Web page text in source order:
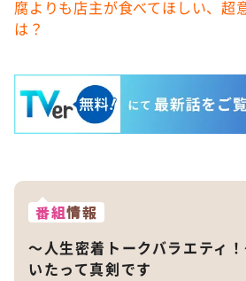
腐よりも店主が食べてほしい、超
は？
番組情報
～人生密着トークバラエティ
いたって真剣です